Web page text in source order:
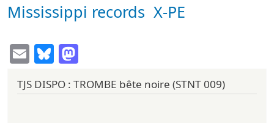
Mississippi records X-PE
EmailBluesky
TJS DISPO : TROMBE bête noire (STNT 009)